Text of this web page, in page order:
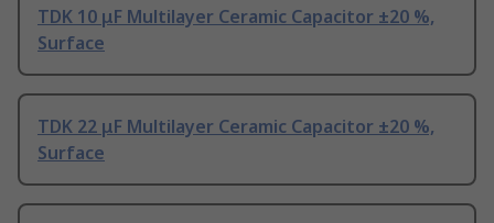
TDK 10 μF Multilayer Ceramic Capacitor ±20 %,
Surface
TDK 22 μF Multilayer Ceramic Capacitor ±20 %,
Surface